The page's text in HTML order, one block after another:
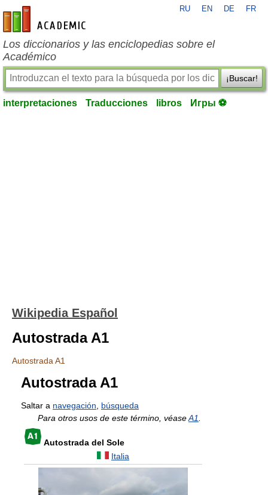
es-academic.com
RU EN DE FR
Los diccionarios y las enciclopedias sobre el
Académico
¡Buscar!
interpretaciones Traducciones libros Игры ⚽
Wikipedia Español
Autostrada A1
Autostrada A1
Autostrada A1
Saltar a navegación
búsqueda
Para otros usos de este término, véaseA1
Autostrada del Sole
Italia